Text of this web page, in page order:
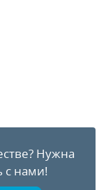
Нужна
с нами!